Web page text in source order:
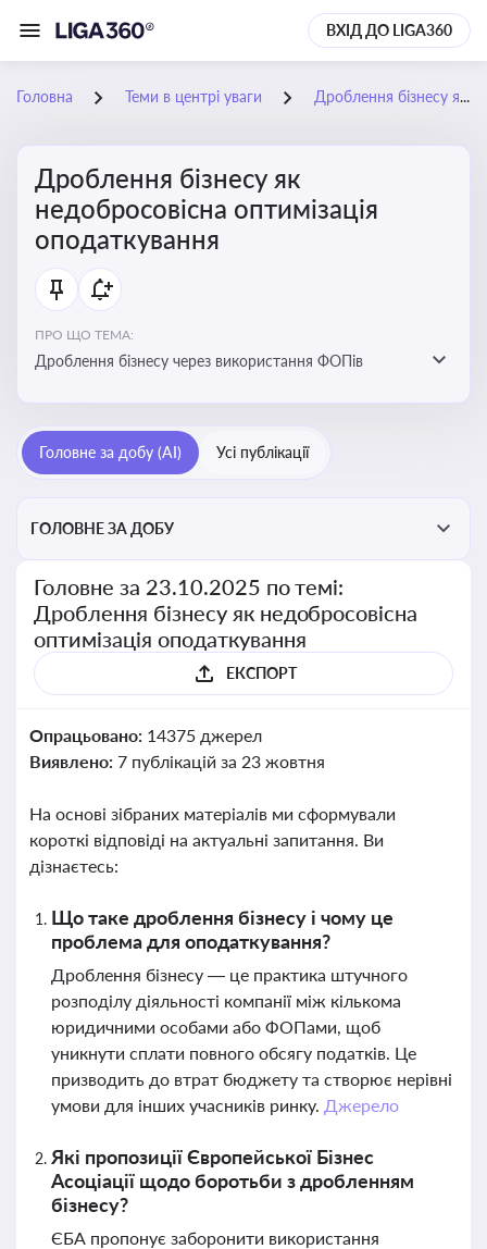
ВХІД ДО LIGA360
Головна Теми в центрі уваги Дроблення бізнесу як недобросовісна оптимізація оподаткування
Дроблення бізнесу як
недобросовісна оптимізація
оподаткування
ПРО ЩО ТЕМА:
Дроблення бізнесу через використання ФОПів
Головне за добу (AI) Усі публікації
ГОЛОВНЕ ЗА ДОБУ
Головне за 23.10.2025 по темі:
Дроблення бізнесу як недобросовісна
оптимізація оподаткування
ЕКСПОРТ
Опрацьовано: 14375 джерел
Виявлено: 7 публікацій за 23 жовтня
На основі зібраних матеріалів ми сформували
короткі відповіді на актуальні запитання. Ви
дізнаєтесь:
Що таке дроблення бізнесу і чому це
проблема для оподаткування?
Дроблення бізнесу — це практика штучного
розподілу діяльності компанії між кількома
юридичними особами або ФОПами, щоб
уникнути сплати повного обсягу податків. Це
призводить до втрат бюджету та створює нерівні
умови для інших учасників ринку. Джерело
Які пропозиції Європейської Бізнес
Асоціації щодо боротьби з дробленням
бізнесу?
ЄБА пропонує заборонити використання